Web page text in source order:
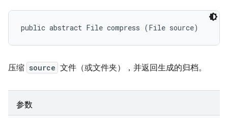
public abstract File compress (File source)
压缩 source 文件（或文件夹），并返回生成的归档。
参数